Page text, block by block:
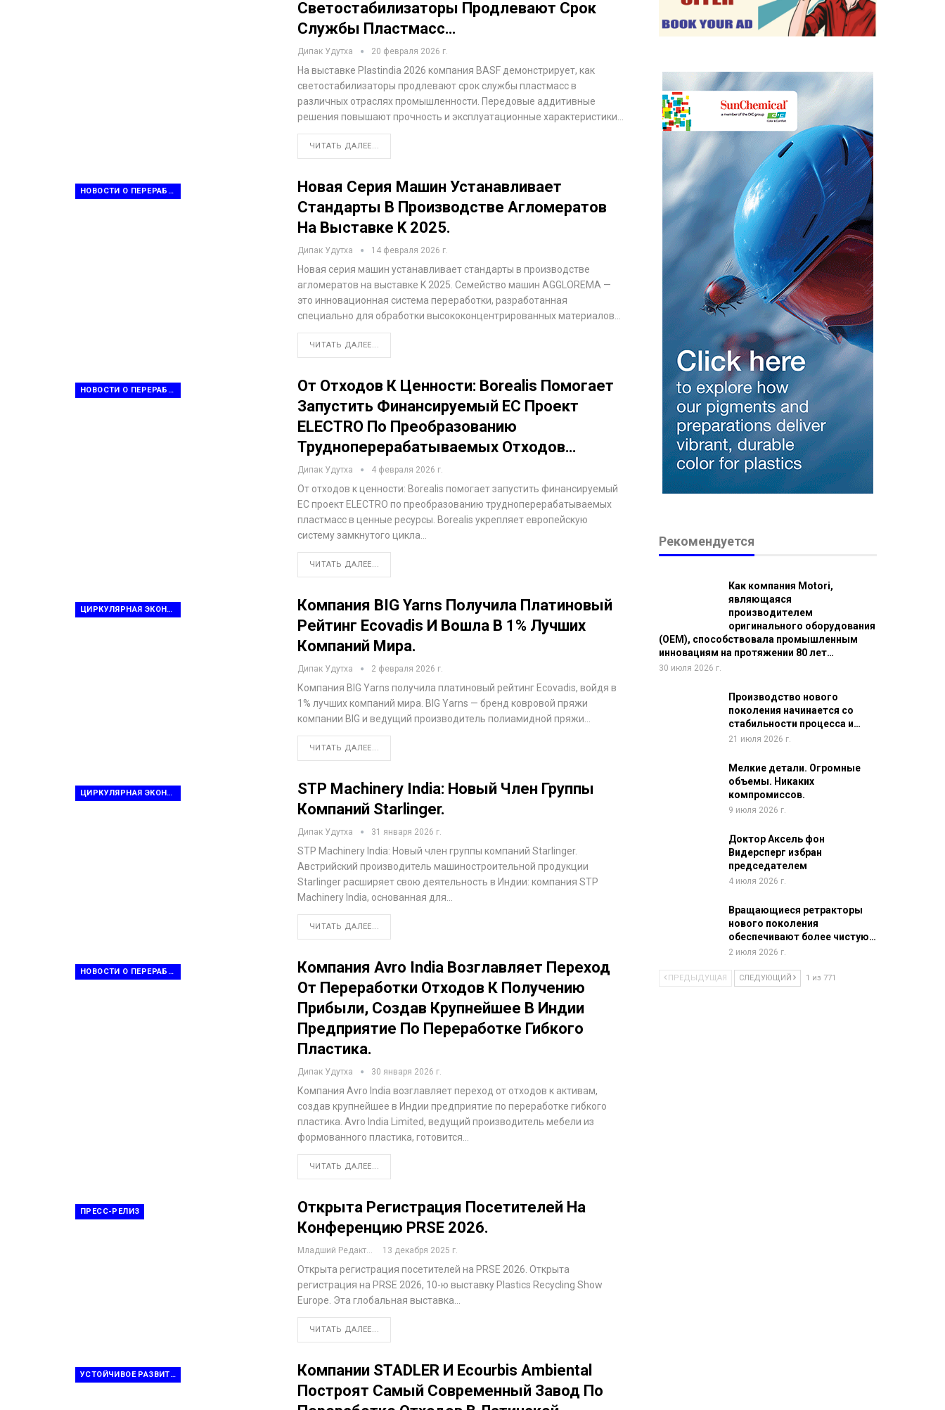
Светостабилизаторы Продлевают Срок
Службы Пластмасс…
Дипак Удутха 20 февраля 2026 г.
На выставке Plastindia 2026 компания BASF демонстрирует, как
светостабилизаторы продлевают срок службы пластмасс в
различных отраслях промышленности. Передовые аддитивные
решения повышают прочность и эксплуатационные характеристики…
ЧИТАТЬ ДАЛЕЕ...
НОВОСТИ О ПЕРЕРАБОТКЕ ОТХОДОВ
Новая Серия Машин Устанавливает
Стандарты В Производстве Агломератов
На Выставке K 2025.
Дипак Удутха 14 февраля 2026 г.
Новая серия машин устанавливает стандарты в производстве
агломератов на выставке K 2025. Семейство машин AGGLOREMA —
это инновационная система переработки, разработанная
специально для обработки высококонцентрированных материалов…
ЧИТАТЬ ДАЛЕЕ...
НОВОСТИ О ПЕРЕРАБОТКЕ ОТХОДОВ
От Отходов К Ценности: Borealis Помогает
Запустить Финансируемый ЕС Проект
ELECTRO По Преобразованию
Трудноперерабатываемых Отходов…
Дипак Удутха 4 февраля 2026 г.
От отходов к ценности: Borealis помогает запустить финансируемый
ЕС проект ELECTRO по преобразованию трудноперерабатываемых
пластмасс в ценные ресурсы. Borealis укрепляет европейскую
систему замкнутого цикла…
ЧИТАТЬ ДАЛЕЕ...
ЦИРКУЛЯРНАЯ ЭКОНОМИКА
Компания BIG Yarns Получила Платиновый
Рейтинг Ecovadis И Вошла В 1% Лучших
Компаний Мира.
Дипак Удутха 2 февраля 2026 г.
Компания BIG Yarns получила платиновый рейтинг Ecovadis, войдя в
1% лучших компаний мира. BIG Yarns — бренд ковровой пряжи
компании BIG и ведущий производитель полиамидной пряжи…
ЧИТАТЬ ДАЛЕЕ...
ЦИРКУЛЯРНАЯ ЭКОНОМИКА
STP Machinery India: Новый Член Группы
Компаний Starlinger.
Дипак Удутха 31 января 2026 г.
STP Machinery India: Новый член группы компаний Starlinger.
Австрийский производитель машиностроительной продукции
Starlinger расширяет свою деятельность в Индии: компания STP
Machinery India, основанная для…
ЧИТАТЬ ДАЛЕЕ...
НОВОСТИ О ПЕРЕРАБОТКЕ ОТХОДОВ
Компания Avro India Возглавляет Переход
От Переработки Отходов К Получению
Прибыли, Создав Крупнейшее В Индии
Предприятие По Переработке Гибкого
Пластика.
Дипак Удутха 30 января 2026 г.
Компания Avro India возглавляет переход от отходов к активам,
создав крупнейшее в Индии предприятие по переработке гибкого
пластика. Avro India Limited, ведущий производитель мебели из
формованного пластика, готовится…
ЧИТАТЬ ДАЛЕЕ...
ПРЕСС-РЕЛИЗ
Открыта Регистрация Посетителей На
Конференцию PRSE 2026.
Младший Редактор 13 декабря 2025 г.
Открыта регистрация посетителей на PRSE 2026. Открыта
регистрация на PRSE 2026, 10-ю выставку Plastics Recycling Show
Europe. Эта глобальная выставка…
ЧИТАТЬ ДАЛЕЕ...
УСТОЙЧИВОЕ РАЗВИТИЕ И ПЕРЕРАБОТКА ОТХОДОВ
Компании STADLER И Ecourbis Ambiental
Построят Самый Современный Завод По
Рекомендуется
Как компания Motori,
являющаяся
производителем
оригинального оборудования
(OEM), способствовала промышленным
инновациям на протяжении 80 лет…
30 июля 2026 г.
Производство нового
поколения начинается со
стабильности процесса и…
21 июля 2026 г.
Мелкие детали. Огромные
объемы. Никаких
компромиссов.
9 июля 2026 г.
Доктор Аксель фон
Видерсперг избран
председателем
4 июля 2026 г.
Вращающиеся ретракторы
нового поколения
обеспечивают более чистую…
2 июля 2026 г.
ПРЕДЫДУЩАЯ СЛЕДУЮЩИЙ 1 из 771